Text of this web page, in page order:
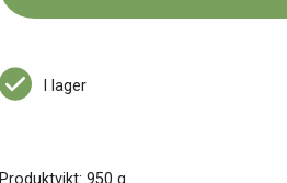
I lager
Produktvikt: 950 g